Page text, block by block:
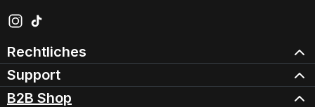
Schau auf Instagram vorbei – öffnet in neuem Tab
Sieh dir unsere TikTok-Videos an – öffnet in neuem
Rechtliches
Support
B2B Shop